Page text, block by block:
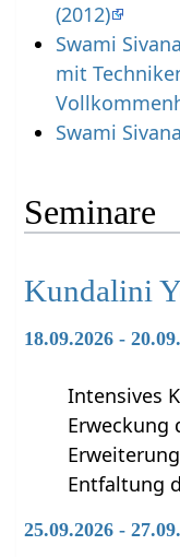
(2012)
Swami
mit
Swami
Seminare
Kundalini
18.09.2026 -
Intensives
Erweckung
Entfaltung
25.09.2026 -